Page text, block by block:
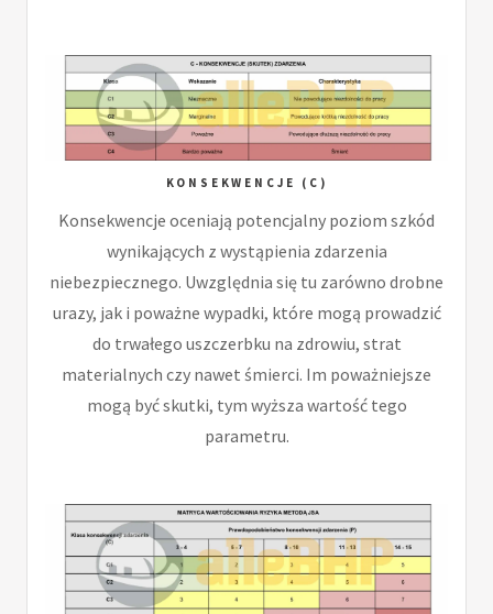
KONSEKWENCJE (C)
Konsekwencje oceniają potencjalny poziom szkód
wynikających z wystąpienia zdarzenia
niebezpiecznego. Uwzględnia się tu zarówno drobne
urazy, jak i poważne wypadki, które mogą prowadzić
do trwałego uszczerbku na zdrowiu, strat
materialnych czy nawet śmierci. Im poważniejsze
mogą być skutki, tym wyższa wartość tego
parametru.